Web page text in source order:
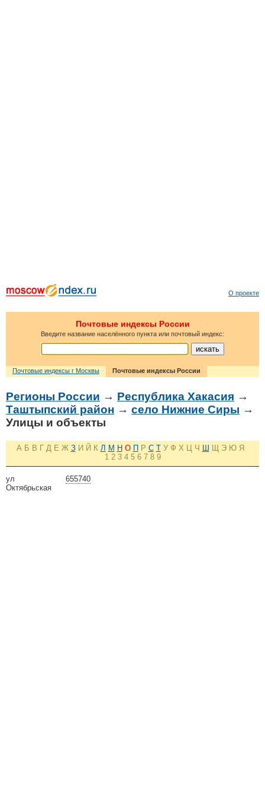
О проекте
Почтовые индексы России
Введите название населённого пункта или почтовый индекс:
Почтовые индексы г Москвы Почтовые индексы России
Регионы России → Республика Хакасия →
Таштыпский район → село Нижние Сиры →
Улицы и объекты
А Б В Г Д Е Ж З И Й К Л М Н О П Р С Т У Ф Х Ц Ч Ш Щ Э Ю Я
1 2 3 4 5 6 7 8 9
655740
ул
Октябрьская